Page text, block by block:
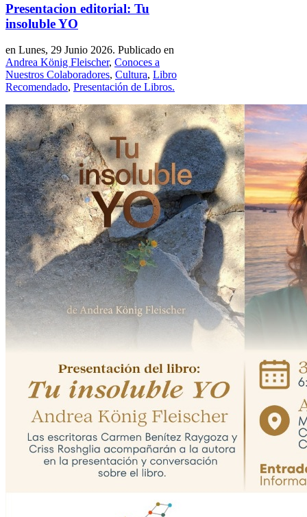
Presentacion editorial: Tu
insoluble YO
en Lunes, 29 Junio 2026. Publicado en
Andrea König Fleischer, Conoces a
Nuestros Colaboradores, Cultura, Libro
Recomendado, Presentación de Libros.